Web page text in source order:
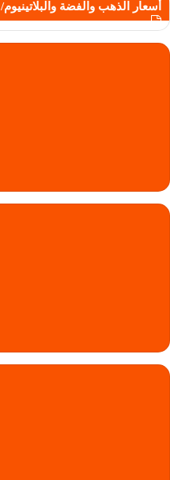
أسعار الذهب والفضة والبلاتينيوم/ Gold, Silver and Platinum Rate